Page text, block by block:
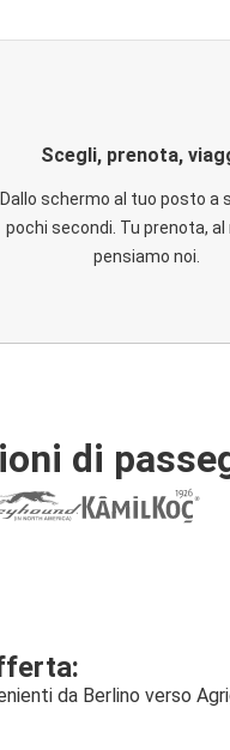
Scegli, prenota,
Dallo schermo al tuo posto a
pochi secondi. Tu prenota,
pensiamo noi.
di
da Berlino verso